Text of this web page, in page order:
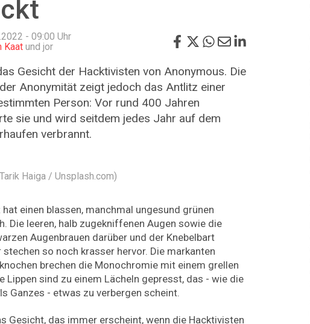
- 09:00 Uhr
Kaat und jor
Gesicht der Hacktivisten von Anonymous. Die
Anonymität zeigt jedoch das Antlitz einer
Person: Vor rund 400 Jahren
sie und wird seitdem jedes Jahr auf dem
verbrannt.
Haiga / Unsplash.com)
hat einen blassen, manchmal ungesund grünen
Die leeren, halb zugekniffenen Augen sowie die
Augenbrauen darüber und der Knebelbart
stechen so noch krasser hervor. Die markanten
brechen die Monochromie mit einem grellen
Lippen sind zu einem Lächeln gepresst, das - wie die
Ganzes - etwas zu verbergen scheint.
Gesicht, das immer erscheint, wenn die Hacktivisten